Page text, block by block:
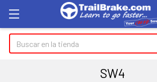
Buscar
en
SW4